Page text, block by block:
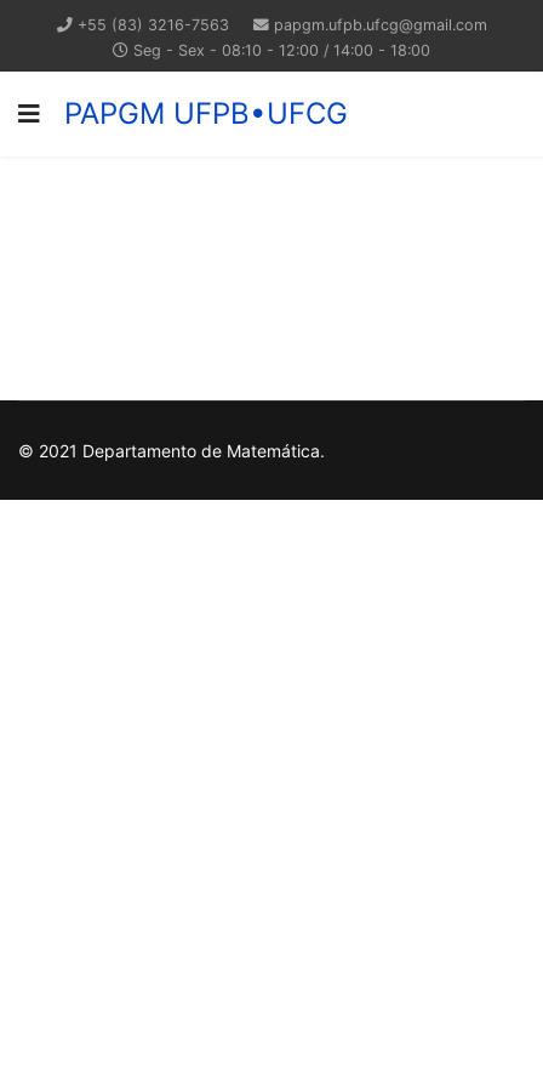
+55 (83) 3216-7563
papgm.ufpb.ufcg@gmail.com
Seg - Sex - 08:10 - 12:00 / 14:00 - 18:00
PAPGM UFPB•UFCG
© 2021 Departamento de Matemática.